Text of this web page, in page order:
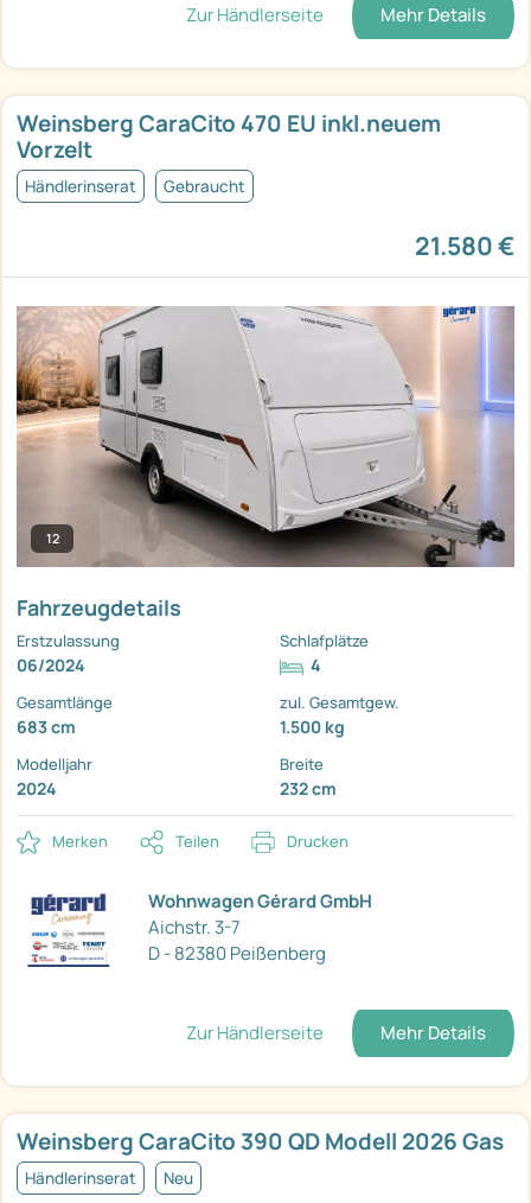
Zur Händlerseite Mehr Details
Weinsberg CaraCito 470 EU inkl.neuem
Vorzelt
Händlerinserat Gebraucht
21.580 €
12
Fahrzeugdetails
Erstzulassung
06/2024
Schlafplätze
4
Gesamtlänge
683 cm
zul. Gesamtgew.
1.500 kg
Modelljahr
2024
Breite
232 cm
Merken Teilen Drucken
Wohnwagen Gérard GmbH
Aichstr. 3-7
D - 82380 Peißenberg
Zur Händlerseite Mehr Details
Weinsberg CaraCito 390 QD Modell 2026 Gas
Händlerinserat Neu